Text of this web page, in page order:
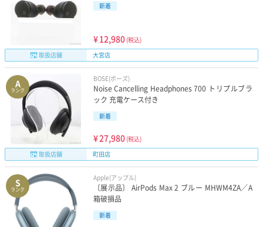
新着
¥12,980 (税込)
取扱店舗
大宮店
A
ランク
BOSE(ボーズ)
Noise Cancelling Headphones 700 トリプルブラ
ック 充電ケース付き
新着
¥27,980 (税込)
取扱店舗
町田店
S
ランク
Apple(アップル)
〔展示品〕 AirPods Max 2 ブルー MHWM4ZA／A
箱破損品
新着